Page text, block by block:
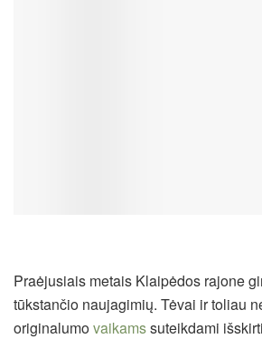
Praėjusiais metais Klaipėdos rajone
tūkstančio naujagimių. Tėvai ir toliau
originalumovaikamssuteikdami